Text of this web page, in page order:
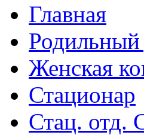
Главная
Женская
Стационар
Стац.